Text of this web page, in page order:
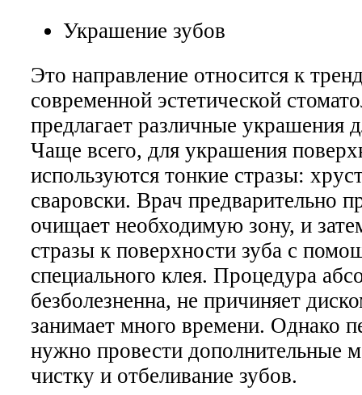
Украшение зубов
Это направление относится к
современной эстетической
предлагает различные украшения
Чаще всего, для украшения
используются тонкие стразы:
сваровски. Врач предварительно
очищает необходимую зону, и
стразы к поверхности зуба с
специального клея. Процедура
безболезненна, не причиняет
занимает много времени. Однако
нужно провести дополнительные
чистку и отбеливание зубов.